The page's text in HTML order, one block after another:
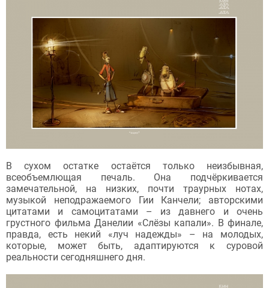
В сухом остатке остаётся только неизбывная,
всеобъемлющая печаль. Она подчёркивается
замечательной, на низких, почти траурных нотах,
музыкой неподражаемого Гии Канчели; авторскими
цитатами и самоцитатами – из давнего и очень
грустного фильма Данелии «Слёзы капали». В финале,
правда, есть некий «луч надежды» – на молодых,
которые, может быть, адаптируются к суровой
реальности сегодняшнего дня.